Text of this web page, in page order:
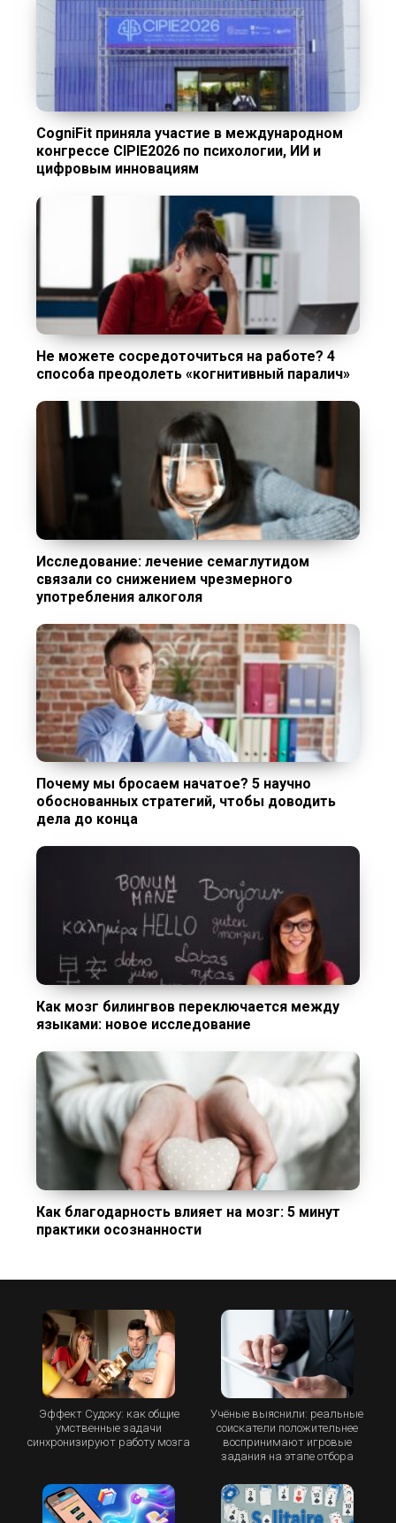
CogniFit приняла участие в международном
конгрессе CIPIE2026 по психологии, ИИ и
цифровым инновациям
Не можете сосредоточиться на работе? 4
способа преодолеть «когнитивный паралич»
Исследование: лечение семаглутидом
связали со снижением чрезмерного
употребления алкоголя
Почему мы бросаем начатое? 5 научно
обоснованных стратегий, чтобы доводить
дела до конца
Как мозг билингвов переключается между
языками: новое исследование
Как благодарность влияет на мозг: 5 минут
практики осознанности
Эффект Судоку: как общие
умственные задачи
синхронизируют работу мозга
Учёные выяснили: реальные
соискатели положительнее
воспринимают игровые
задания на этапе отбора